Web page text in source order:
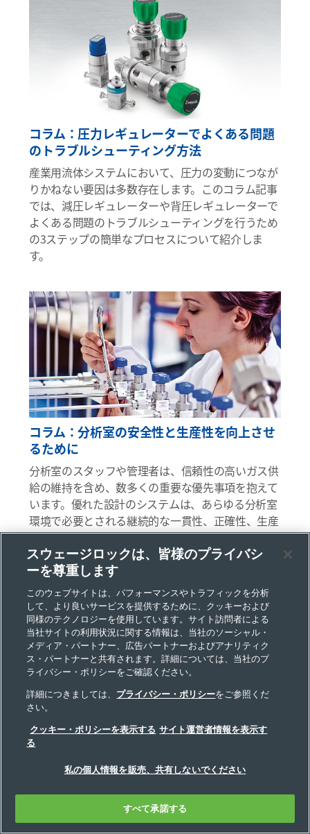
コラム：圧力レギュレーターでよくある問題
のトラブルシューティング方法
産業用流体システムにおいて、圧力の変動につなが
りかねない要因は多数存在します。このコラム記事
では、減圧レギュレーターや背圧レギュレーターで
よくある問題のトラブルシューティングを行うため
の3ステップの簡単なプロセスについて紹介しま
す。
コラム：分析室の安全性と生産性を向上させ
るために
分析室のスタッフや管理者は、信頼性の高いガス供
給の維持を含め、数多くの重要な優先事項を抱えて
います。優れた設計のシステムは、あらゆる分析室
環境で必要とされる継続的な一貫性、正確性、生産
性、安全性を実現する上で、主要な役割を担ってい
ます。このコラム記事では、その理由を紹介しま
す。
コラム：適切なホース補強材の選定方法
ホースの寿命に影響を与える要因はさまざまです
なポイントといえます。なお、入手可能な補強材が
すべて同じであるとは限りません。このコラム記事
スウェージロックは、皆様のプライバシ
ーを尊重します
このウェブサイトは、パフォーマンスやトラフィックを分析
して、より良いサービスを提供するために、クッキーおよび
同様のテクノロジーを使用しています。サイト訪問者による
当社サイトの利用状況に関する情報は、当社のソーシャル・
メディア・パートナー、広告パートナーおよびアナリティク
ス・パートナーと共有されます。詳細については、当社のプ
ライバシー・ポリシーをご確認ください。
詳細につきましては、 プライバシー・ポリシーをご参照くだ
さい。
クッキー・ポリシーを表示する サイト運営者情報を表示す
る
私の個人情報を販売、共有しないでください
すべて承諾する